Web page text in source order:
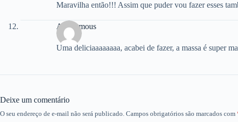
Maravilha então!!! Assim que puder vou fazer esses
Anonymous
Uma deliciaaaaaaaa, acabei de fazer, a massa é super
Deixe um comentário
O seu endereço de e-mail não será publicado. Campos obrigatórios são marcados com